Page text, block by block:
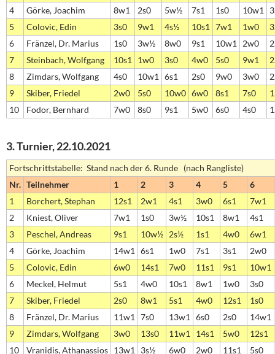
4
Görke, Joachim 8w1 2s0 5w½ 7s1 1s0 10w1
5
Colovic, Edin 3s0 9w1 4s½ 10s1 7w1 1w0
6
Fränzel, Dr. Marius 1s0 3w½ 8w0 9s1 10w1 2w0
7
Steinbach, Wolfgang 10s1 1w0 3s0 4w0 5s0 9w1
8
Zimdars, Wolfgang 4s0 10w1 6s1 2s0 9w0 3w0
9
Skiber, Friedel 2w0 5s0 10w0 6w0 8s1 7s0
10
Fodor, Bernhard 7w0 8s0 9s1 5w0 6s0 4s0
3. Turnier, 22.10.2021
Fortschrittstabelle: Stand nach der 6. Runde (nach Rangliste)
Nr. Teilnehmer 1 2 3 4 5
6
1
Borchert, Stephan 12s1 2w1 4s1 3w0 6s1
7w1
2
Kniest, Oliver 7w1 1s0 3w½ 10s1 8w1
4s1
3
Peschel, Andreas 9s1 10w½ 2s½ 1s1 4w0
6w1
4
Görke, Joachim 14w1 6s1 1w0 7s1 3s1
2w0
5
Colovic, Edin 6w0 14s1 7w0 11s1 9s1
10w1
6
Meckel, Helmut 5s1 4w0 10s1 8w1 1w0
3s0
7
Skiber, Friedel 2s0 8w1 5s1 4w0 12s1
1s0
8
Fränzel, Dr. Marius 11w1 7s0 13w1 6s0 2s0
14w1
9
Zimdars, Wolfgang 3w0 13s0 11w1 14s1 5w0
12s1
10
Vranidis, Athanassios 13w1 3s½ 6w0 2w0 11s1 5s0